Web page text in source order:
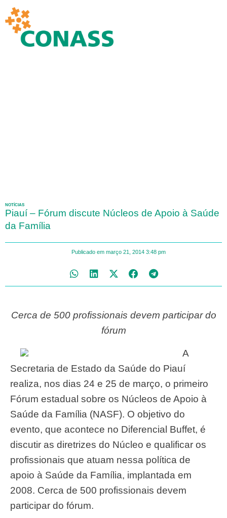
NOTÍCIAS
Piauí – Fórum discute Núcleos de Apoio à Saúde
da Família
Publicado em março 21, 2014 3:48 pm
Cerca de 500 profissionais devem participar do
fórum
A
Secretaria de Estado da Saúde do Piauí
realiza, nos dias 24 e 25 de março, o primeiro
Fórum estadual sobre os Núcleos de Apoio à
Saúde da Família (NASF). O objetivo do
evento, que acontece no Diferencial Buffet, é
discutir as diretrizes do Núcleo e qualificar os
profissionais que atuam nessa política de
apoio à Saúde da Família, implantada em
2008. Cerca de 500 profissionais devem
participar do fórum.